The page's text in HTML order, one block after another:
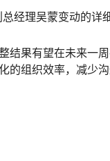
经理吴蒙变动的详细
结果有望在未来一
的组织效率，减少